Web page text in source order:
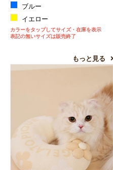
ブルー
イエロー
カラーをタップしてサイズ・在庫を表示
表記の無いサイズは販売終了
もっと見る